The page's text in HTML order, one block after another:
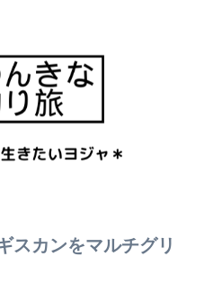
スカンをマルチグリ